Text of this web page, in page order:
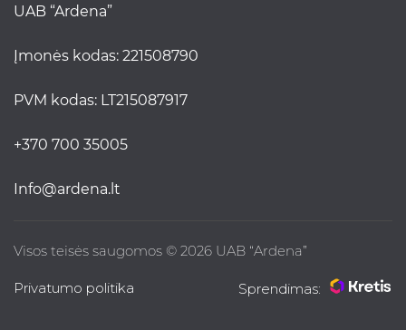
UAB “Ardena”
Įmonės kodas: 221508790
PVM kodas: LT215087917
+370 700 35005
info@ardena.lt
Visos teisės saugomos © 2026 UAB “Ardena”
Privatumo politika Sprendimas: